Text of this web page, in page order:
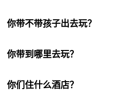
你带不带孩子出去玩？
你带到哪里去玩？
你们住什么酒店？